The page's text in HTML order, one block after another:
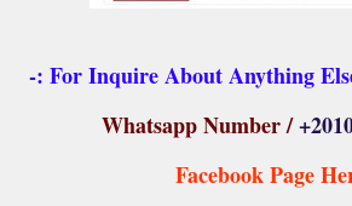
For Inquire About Anything Else
Whatsapp Number /
Facebook Page